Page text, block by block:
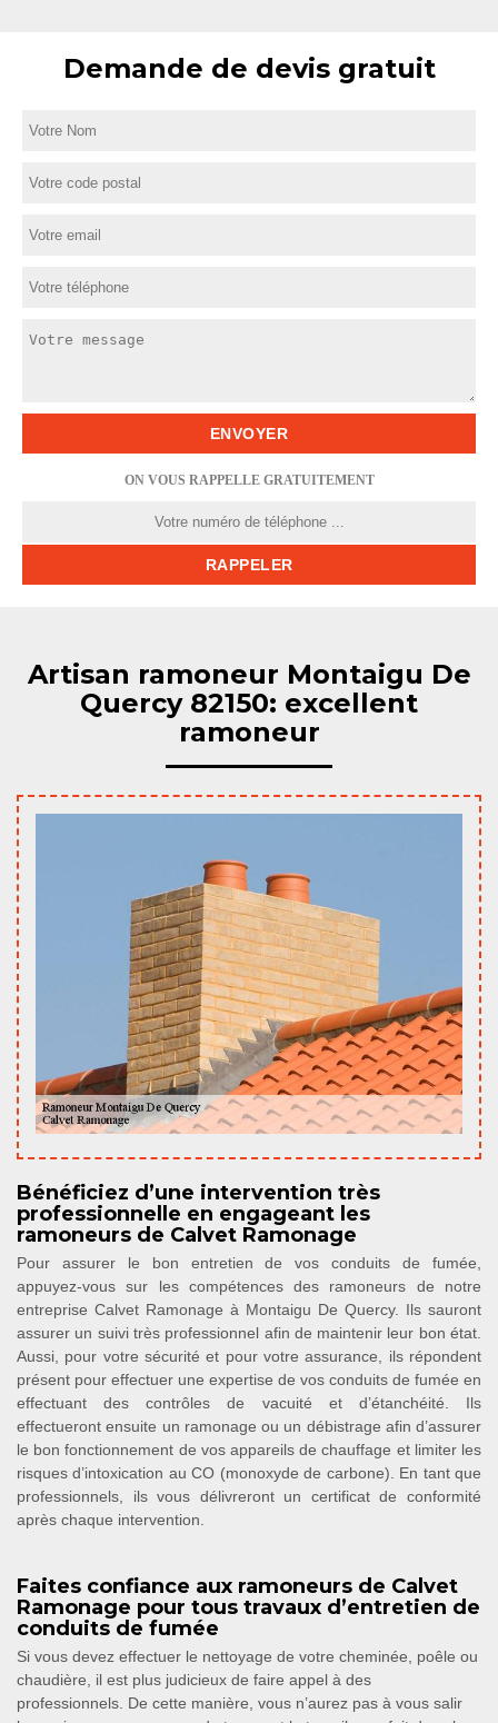
Demande de devis gratuit
ON VOUS RAPPELLE GRATUITEMENT
Artisan ramoneur Montaigu De
Quercy 82150: excellent
ramoneur
Bénéficiez d’une intervention très
professionnelle en engageant les
ramoneurs de Calvet Ramonage
Pour assurer le bon entretien de vos conduits de fumée,
appuyez-vous sur les compétences des ramoneurs de notre
entreprise Calvet Ramonage à Montaigu De Quercy. Ils sauront
assurer un suivi très professionnel afin de maintenir leur bon état.
Aussi, pour votre sécurité et pour votre assurance, ils répondent
présent pour effectuer une expertise de vos conduits de fumée en
effectuant des contrôles de vacuité et d’étanchéité. Ils
effectueront ensuite un ramonage ou un débistrage afin d’assurer
le bon fonctionnement de vos appareils de chauffage et limiter les
risques d’intoxication au CO (monoxyde de carbone). En tant que
professionnels, ils vous délivreront un certificat de conformité
après chaque intervention.
Faites confiance aux ramoneurs de Calvet
Ramonage pour tous travaux d’entretien de
conduits de fumée
Si vous devez effectuer le nettoyage de votre cheminée, poêle ou
chaudière, il est plus judicieux de faire appel à des
professionnels. De cette manière, vous n’aurez pas à vous salir